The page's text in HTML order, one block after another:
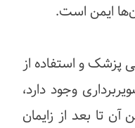
ایمن است.
پزشک و استفاده از
وجود دارد،
آن تا بعد از زایمان